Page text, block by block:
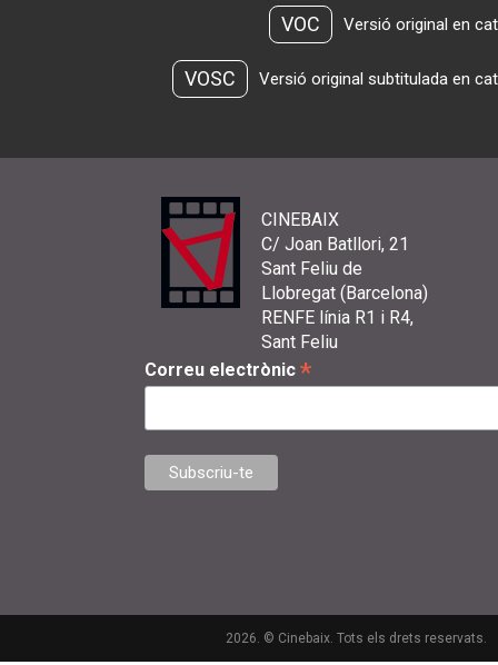
VOC Versió original en
VOSC Versió original subtitulada en
CINEBAIX
C/ Joan Batllori, 21
Sant Feliu de
Llobregat (Barcelona)
RENFE línia R1 i R4,
Sant Feliu
Correu electrònic *
2026. © Cinebaix. Tots els drets reservats.